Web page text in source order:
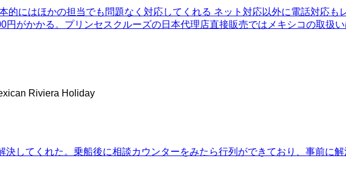
的にはほかの担当でも問題なく対応してくれる ネット対応以外に電話対応も
がかかる。プリンセスクルーズの日本代理店直接販売ではメキシコの取扱
Riviera Holiday
してくれた。乗船後に相談カウンターをみたら行列ができており、事前に